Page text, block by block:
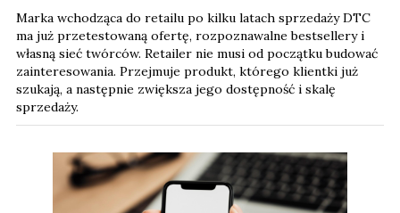
Marka wchodząca do retailu po kilku latach sprzedaży DTC
ma już przetestowaną ofertę, rozpoznawalne bestsellery i
własną sieć twórców. Retailer nie musi od początku budować
zainteresowania. Przejmuje produkt, którego klientki już
szukają, a następnie zwiększa jego dostępność i skalę
sprzedaży.